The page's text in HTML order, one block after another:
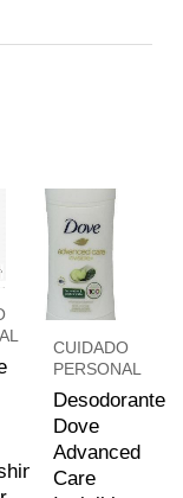
CUIDADO
PERSONAL
Desodorante
Dove
Advanced
Care